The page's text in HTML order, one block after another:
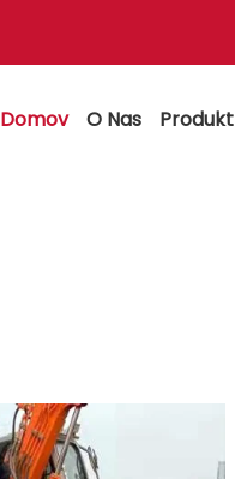
Domov O Nas Produkt